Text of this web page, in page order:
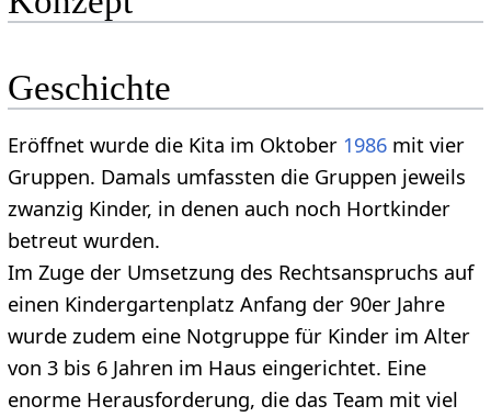
Geschichte
Eröffnet wurde die Kita im Oktober 1986mit vier
Gruppen. Damals umfassten die Gruppen jeweils
zwanzig Kinder, in denen auch noch Hortkinder
betreut wurden.
Im Zuge der Umsetzung des Rechtsanspruchs auf
einen Kindergartenplatz Anfang der 90er Jahre
wurde zudem eine Notgruppe für Kinder im Alter
von 3 bis 6 Jahren im Haus eingerichtet. Eine
enorme Herausforderung, die das Team mit viel